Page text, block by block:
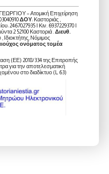
– Ατομική Επιχείρηση
ΔΟΥ: Καστοριάς ,
2467027935 | Κιν. 6937229370 |
2 52100 Καστοριά . Διευθ.
Νόμιμος
ονόματος τομέα
(ΕΕ) 2018/334 της Επιτροπής
για την αποτελεσματική
στο διαδίκτυο (L 63)